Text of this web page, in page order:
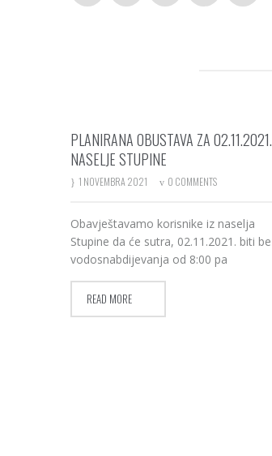
PLANIRANA OBUSTAVA ZA
NASELJE STUPINE
1 NOVEMBRA 2021 0 COMMENTS
Obavještavamo korisnike iz naselja
Stupine da će sutra, 02.11.2021. biti
vodosnabdijevanja od 8:00 pa
READ MORE